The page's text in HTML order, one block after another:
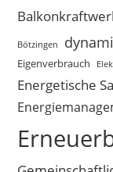
Bötzingen
Eigenverbrauch
Energetische